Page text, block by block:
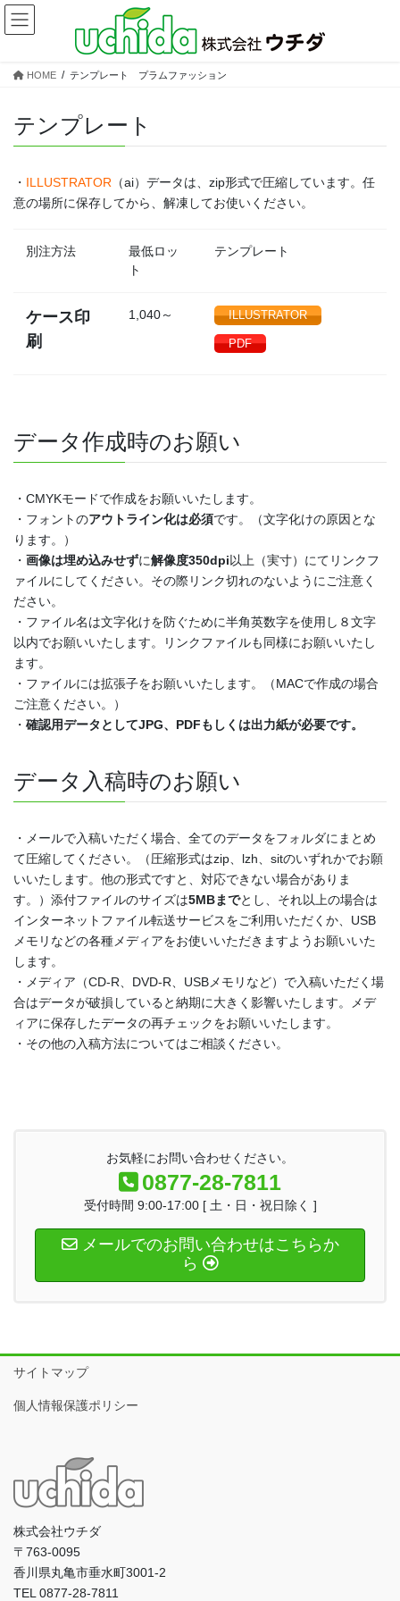
コ
ン
ナ
ビ
HOME テンプレート プラムファッション
テンプレート
・ ILLUSTRATOR （ai）データは、zip形式で圧縮しています。任
意の場所に保存してから、解凍してお使いください。
別注方法
最低ロッ
ト
テンプレート
ケース印
刷
1,040～ ILLUSTRATOR
PDF
データ作成時のお願い
・CMYKモードで作成をお願いいたします。
・フォントのアウトライン化は必須です。（文字化けの原因とな
ります。）
・ 画像は埋め込みせずに解像度350dpi以上（実寸）にてリンクフ
ァイルにしてください。その際リンク切れのないようにご注意く
ださい。
・ファイル名は文字化けを防ぐために半角英数字を使用し８文字
以内でお願いいたします。リンクファイルも同様にお願いいたし
ます。
・ファイルには拡張子をお願いいたします。（MACで作成の場合
ご注意ください。）
・ 確認用データとしてJPG、PDFもしくは出力紙が必要です。
データ入稿時のお願い
・メールで入稿いただく場合、全てのデータをフォルダにまとめ
て圧縮してください。（圧縮形式はzip、lzh、sitのいずれかでお願
いいたします。他の形式ですと、対応できない場合がありま
す。）添付ファイルのサイズは5MBまでとし、それ以上の場合は
インターネットファイル転送サービスをご利用いただくか、USB
メモリなどの各種メディアをお使いいただきますようお願いいた
します。
・メディア（CD-R、DVD-R、USBメモリなど）で入稿いただく場
合はデータが破損していると納期に大きく影響いたします。メデ
ィアに保存したデータの再チェックをお願いいたします。
・その他の入稿方法についてはご相談ください。
お気軽にお問い合わせください。
0877-28-7811
受付時間 9:00-17:00 [ 土・日・祝日除く ]
メールでのお問い合わせはこちらか
ら
サイトマップ
個人情報保護ポリシー
株式会社ウチダ
〒763-0095
香川県丸亀市垂水町3001-2
TEL 0877-28-7811